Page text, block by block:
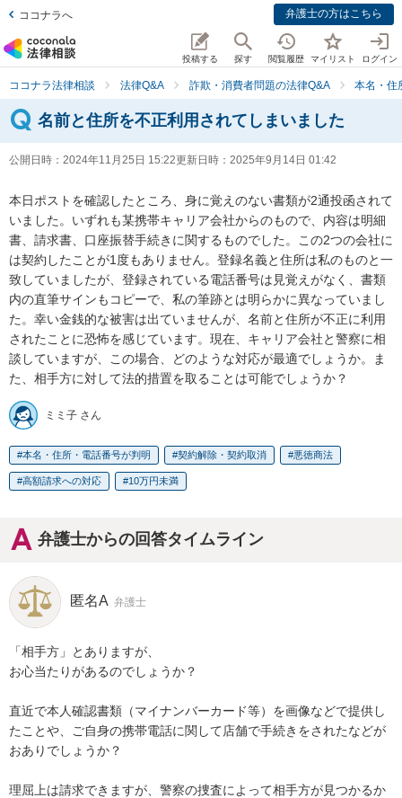
ココナラへ 弁護士の方はこちら
投稿する 探す 閲覧履歴 マイリスト ログイン
ココナラ法律相談 法律Q&A 詐欺・消費者問題の法律Q&A 本名・住
名前と住所を不正利用されてしまいました
公開日時： 2024年11月25日 15:22更新日時： 2025年9月14日 01:42
本日ポストを確認したところ、身に覚えのない書類が2通投函されて
いました。いずれも某携帯キャリア会社からのもので、内容は明細
書、請求書、口座振替手続きに関するものでした。この2つの会社に
は契約したことが1度もありません。登録名義と住所は私のものと一
致していましたが、登録されている電話番号は見覚えがなく、書類
内の直筆サインもコピーで、私の筆跡とは明らかに異なっていまし
た。幸い金銭的な被害は出ていませんが、名前と住所が不正に利用
されたことに恐怖を感じています。現在、キャリア会社と警察に相
談していますが、この場合、どのような対応が最適でしょうか。ま
た、相手方に対して法的措置を取ることは可能でしょうか？
ミミ子 さん
本名・住所・電話番号が判明 契約解除・契約取消 悪徳商法
高額請求への対応 10万円未満
弁護士からの回答タイムライン
匿名A 弁護士
「相手方」とありますが、
お心当たりがあるのでしょうか？
直近で本人確認書類（マイナンバーカード等）を画像などで提供し
たことや、ご自身の携帯電話に関して店舗で手続きをされたなどが
おありでしょうか？
理屈上は請求できますが、警察の捜査によって相手方が見つかるか